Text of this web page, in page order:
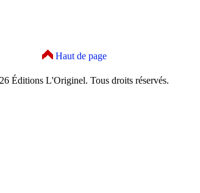
Haut de page
Éditions L'Originel. Tous droits réservés.